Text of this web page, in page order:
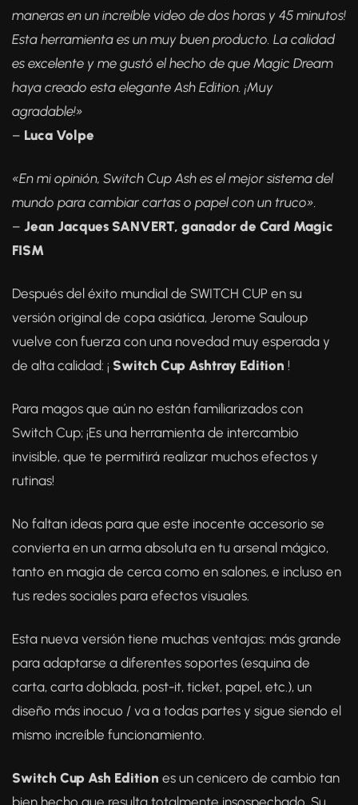
maneras en un increíble video de dos horas y 45 minutos!
Esta herramienta es un muy buen producto. La calidad
es excelente y me gustó el hecho de que Magic Dream
haya creado esta elegante Ash Edition. ¡Muy
agradable!»
– Luca Volpe
«En mi opinión, Switch Cup Ash es el mejor sistema del
mundo para cambiar cartas o papel con un truco».
– Jean Jacques SANVERT, ganador de Card Magic
FISM
Después del éxito mundial de SWITCH CUP en su
versión original de copa asiática, Jerome Sauloup
vuelve con fuerza con una novedad muy esperada y
de alta calidad: ¡ Switch Cup Ashtray Edition !
Para magos que aún no están familiarizados con
Switch Cup; ¡Es una herramienta de intercambio
invisible, que te permitirá realizar muchos efectos y
rutinas!
No faltan ideas para que este inocente accesorio se
convierta en un arma absoluta en tu arsenal mágico,
tanto en magia de cerca como en salones, e incluso en
tus redes sociales para efectos visuales.
Esta nueva versión tiene muchas ventajas: más grande
para adaptarse a diferentes soportes (esquina de
carta, carta doblada, post-it, ticket, papel, etc.), un
diseño más inocuo / va a todas partes y sigue siendo el
mismo increíble funcionamiento.
Switch Cup Ash Edition es un cenicero de cambio tan
bien hecho que resulta totalmente insospechado. Su